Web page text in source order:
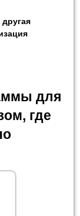
для
где